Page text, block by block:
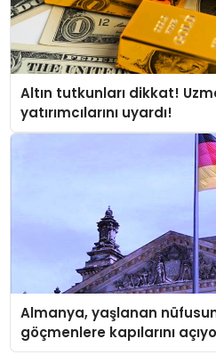
Altın tutkunları dikkat!
yatırımcılarını uyardı!
Almanya, yaşlanan
göçmenlere kapılarını